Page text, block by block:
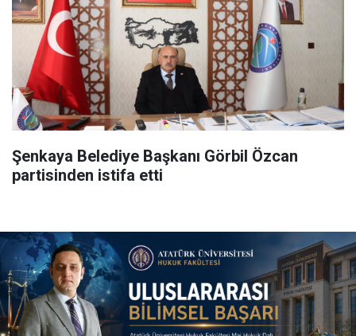
Şenkaya Belediye Başkanı Görbil Özcan
partisinden istifa etti